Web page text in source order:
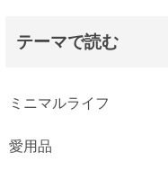
テーマで読む
ミニマルライフ
愛用品